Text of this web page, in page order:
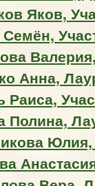
Яков,
Анна,
Раиса,
Полина,